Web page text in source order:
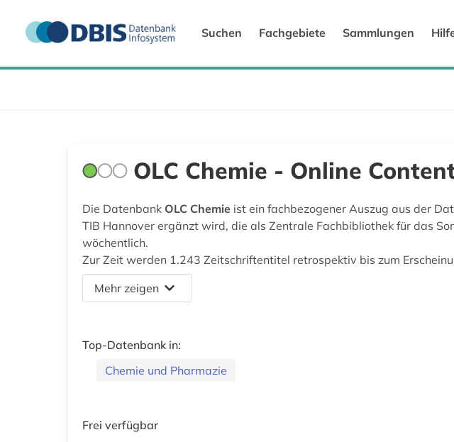
Suchen Fachgebiete Sammlungen
OLC Chemie - Online
Die Datenbank OLC Chemie ist ein fachbezogener Auszug aus der
TIB Hannover ergänzt wird, die als Zentrale Fachbibliothek für das
wöchentlich.
Zur Zeit werden 1.243 Zeitschriftentitel retrospektiv bis zum
Mehr zeigen
Top-Datenbank in:
Chemie und Pharmazie
Frei verfügbar